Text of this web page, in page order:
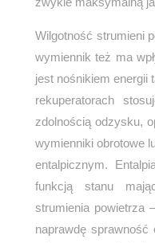
Wilgotność strumieni
wymiennik też ma
jest nośnikiem energii
rekuperatorach
zdolnością odzysku,
wymienniki obrotowe
entalpicznym.
funkcją stanu
strumienia powietrza
naprawdę